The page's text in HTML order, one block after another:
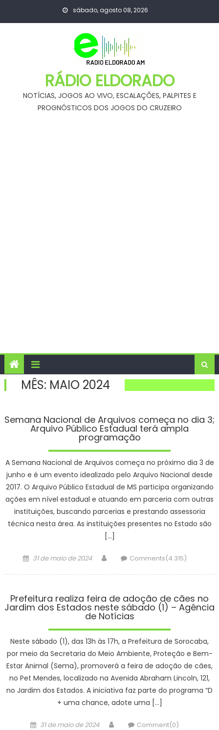
sábado, agosto 08, 2026
RÁDIO ELDORADO
NOTÍCIAS, JOGOS AO VIVO, ESCALAÇÕES, PALPITES E
PROGNÓSTICOS DOS JOGOS DO CRUZEIRO
MÊS: MAIO 2024
Semana Nacional de Arquivos começa no dia 3;
Arquivo Público Estadual terá ampla
programação
A Semana Nacional de Arquivos começa no próximo dia 3 de
junho e é um evento idealizado pelo Arquivo Nacional desde
2017. O Arquivo Público Estadual de MS participa organizando
ações em nível estadual e atuando em parceria com outras
instituições, buscando parcerias e prestando assessoria
técnica nesta área. As instituições presentes no Estado são
[…]
Posted
31 de maio de 2024 AuthorComments(4.315)
Prefeitura realiza feira de adoção de cães no
Jardim dos Estados neste sábado (1) – Agência
de Notícias
Neste sábado (1), das 13h às 17h, a Prefeitura de Sorocaba,
por meio da Secretaria do Meio Ambiente, Proteção e Bem-
Estar Animal (Sema), promoverá a feira de adoção de cães,
no Pet Mendes, localizado na Avenida Abraham Lincoln, 121,
no Jardim dos Estados. A iniciativa faz parte do programa “D
+ uma chance, adote uma […]
Posted
31 de maio de 2024 AuthorComment(0)